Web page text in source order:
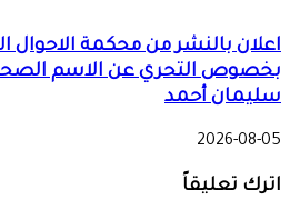
اعلان بالنشر من محكمة الاحوال
بخصوص التحري عن الاسم
سليمان أحمد
2026-08-05
اترك تعليقاً